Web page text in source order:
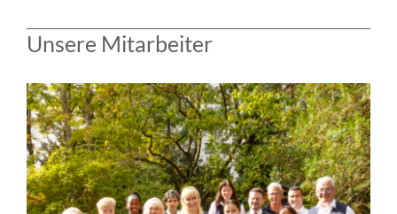
Unsere Mitarbeiter